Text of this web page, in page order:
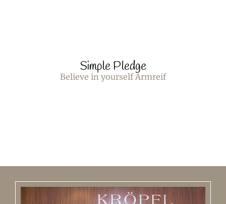
Simple Pledge
Believe in yourself Armreif